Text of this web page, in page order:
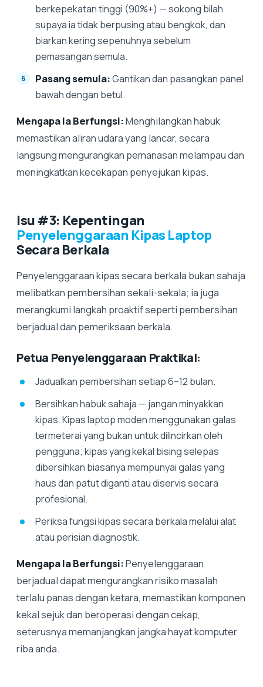
berkepekatan tinggi (90%+) — sokong bilah
supaya ia tidak berpusing atau bengkok, dan
biarkan kering sepenuhnya sebelum
pemasangan semula.
Pasang semula:Gantikan dan pasangkan panel
bawah dengan betul.
Mengapa Ia Berfungsi:Menghilangkan habuk
memastikan aliran udara yang lancar, secara
langsung mengurangkan pemanasan melampau dan
meningkatkan kecekapan penyejukan kipas.
Isu #3: Kepentingan
Penyelenggaraan Kipas Laptop
Secara Berkala
Penyelenggaraan kipas secara berkala bukan sahaja
melibatkan pembersihan sekali-sekala; ia juga
merangkumi langkah proaktif seperti pembersihan
berjadual dan pemeriksaan berkala.
Petua Penyelenggaraan Praktikal:
Jadualkan pembersihan setiap 6–12 bulan.
Bersihkan habuk sahaja — jangan minyakkan
kipas. Kipas laptop moden menggunakan galas
termeterai yang bukan untuk dilincirkan oleh
pengguna; kipas yang kekal bising selepas
dibersihkan biasanya mempunyai galas yang
haus dan patut diganti atau diservis secara
profesional.
Periksa fungsi kipas secara berkala melalui alat
atau perisian diagnostik.
Mengapa Ia Berfungsi:Penyelenggaraan
berjadual dapat mengurangkan risiko masalah
terlalu panas dengan ketara, memastikan komponen
kekal sejuk dan beroperasi dengan cekap,
seterusnya memanjangkan jangka hayat komputer
riba anda.